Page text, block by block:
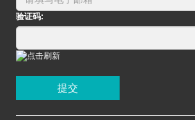
验证码:
提交